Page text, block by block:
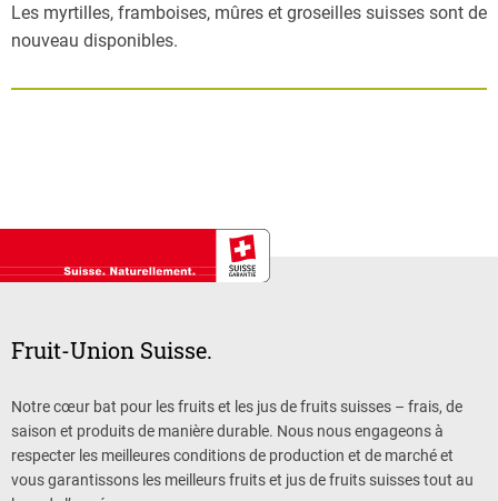
Les myrtilles, framboises, mûres et groseilles suisses sont de
nouveau disponibles.
Fruit-Union Suisse.
Notre cœur bat pour les fruits et les jus de fruits suisses – frais, de
saison et produits de manière durable. Nous nous engageons à
respecter les meilleures conditions de production et de marché et
vous garantissons les meilleurs fruits et jus de fruits suisses tout au